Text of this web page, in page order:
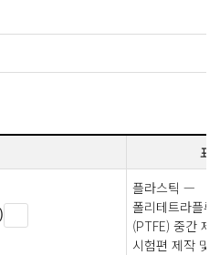
표
플라스틱 —
폴리테트라플루
(PTFE) 중간
시험편 제작 및